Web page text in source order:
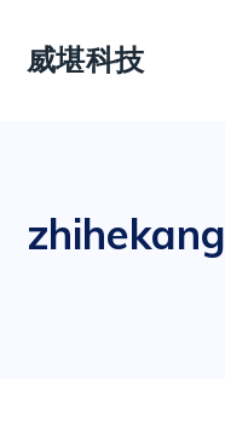
威堪科技
zhihekang